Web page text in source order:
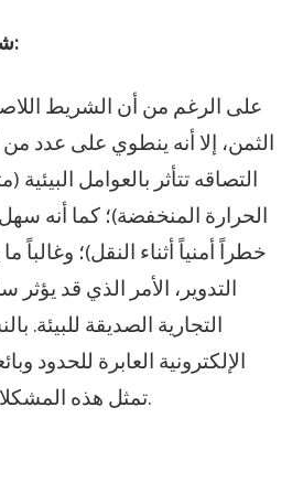
شريط لاصق بلاستيكي:
على الرغم من أن الشريط
الثمن، إلا أنه ينطوي على عدد
التصاقه تتأثر بالعوامل
الحرارة المنخفضة)؛ كما أنه
خطراً أمنياً أثناء النقل)؛ وغالباً
التدوير، الأمر الذي قد يؤثر
التجارية الصديقة للبيئة.
الإلكترونية العابرة للحدود
تمثل هذه المشكلات نقطة ضعف كبيرة.